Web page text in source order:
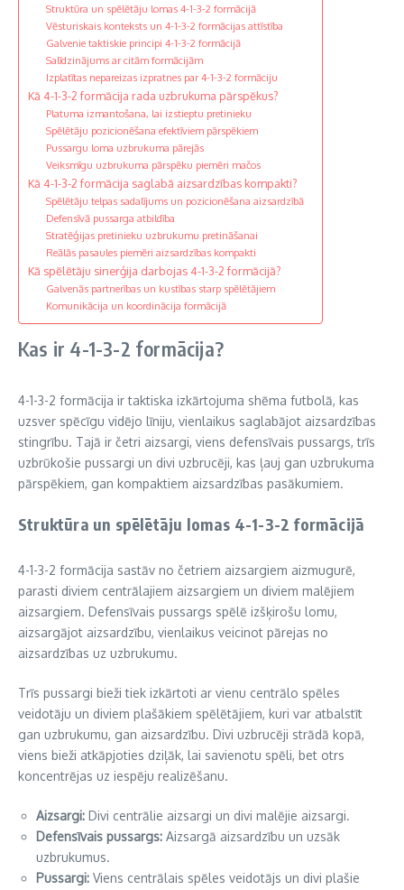
Struktūra un spēlētāju lomas 4-1-3-2 formācijā
Vēsturiskais konteksts un 4-1-3-2 formācijas attīstība
Galvenie taktiskie principi 4-1-3-2 formācijā
Salīdzinājums ar citām formācijām
Izplatītas nepareizas izpratnes par 4-1-3-2 formāciju
Kā 4-1-3-2 formācija rada uzbrukuma pārspēkus?
Platuma izmantošana, lai izstieptu pretinieku
Spēlētāju pozicionēšana efektīviem pārspēkiem
Pussargu loma uzbrukuma pārejās
Veiksmīgu uzbrukuma pārspēku piemēri mačos
Kā 4-1-3-2 formācija saglabā aizsardzības kompakti?
Spēlētāju telpas sadalījums un pozicionēšana aizsardzībā
Defensīvā pussarga atbildība
Stratēģijas pretinieku uzbrukumu pretināšanai
Reālās pasaules piemēri aizsardzības kompakti
Kā spēlētāju sinerģija darbojas 4-1-3-2 formācijā?
Galvenās partnerības un kustības starp spēlētājiem
Komunikācija un koordinācija formācijā
Kas ir 4-1-3-2 formācija?
4-1-3-2 formācija ir taktiska izkārtojuma shēma futbolā, kas
uzsver spēcīgu vidējo līniju, vienlaikus saglabājot aizsardzības
stingrību. Tajā ir četri aizsargi, viens defensīvais pussargs, trīs
uzbrūkošie pussargi un divi uzbrucēji, kas ļauj gan uzbrukuma
pārspēkiem, gan kompaktiem aizsardzības pasākumiem.
Struktūra un spēlētāju lomas 4-1-3-2 formācijā
4-1-3-2 formācija sastāv no četriem aizsargiem aizmugurē,
parasti diviem centrālajiem aizsargiem un diviem malējiem
aizsargiem. Defensīvais pussargs spēlē izšķirošu lomu,
aizsargājot aizsardzību, vienlaikus veicinot pārejas no
aizsardzības uz uzbrukumu.
Trīs pussargi bieži tiek izkārtoti ar vienu centrālo spēles
veidotāju un diviem plašākiem spēlētājiem, kuri var atbalstīt
gan uzbrukumu, gan aizsardzību. Divi uzbrucēji strādā kopā,
viens bieži atkāpjoties dziļāk, lai savienotu spēli, bet otrs
koncentrējas uz iespēju realizēšanu.
Aizsargi: Divi centrālie aizsargi un divi malējie aizsargi.
Defensīvais pussargs: Aizsargā aizsardzību un uzsāk
uzbrukumus.
Pussargi: Viens centrālais spēles veidotājs un divi plašie